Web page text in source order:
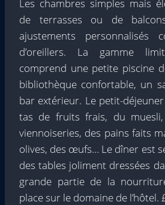
Les chambres simples mais
de terrasses ou de
ajustements personnalisés
d’oreillers. La gamme
comprend une petite piscine
bibliothèque confortable, un
bar extérieur. Le petit-
tas de fruits frais, du
viennoiseries, des pains faits
olives, des œufs… Le dîner est
des tables joliment dressées
grande partie de la
place sur le domaine de l’hôtel.